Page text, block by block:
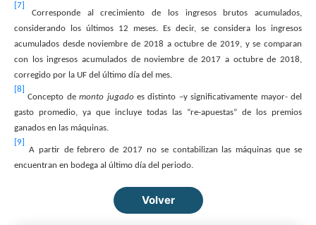
[7]
Corresponde al crecimiento de los ingresos brutos acumulados,
considerando los últimos 12 meses. Es decir, se considera los ingresos
acumulados desde noviembre de 2018 a octubre de 2019, y se comparan
con los ingresos acumulados de noviembre de 2017 a octubre de 2018,
corregido por la UF del último día del mes.
[8]
Concepto demonto jugadoes distinto –y significativamente mayor- del
gasto promedio, ya que incluye todas las “re-apuestas” de los premios
ganados en las máquinas.
[9]
A partir de febrero de 2017 no se contabilizan las máquinas que se
encuentran en bodega al último día del periodo.
Volver